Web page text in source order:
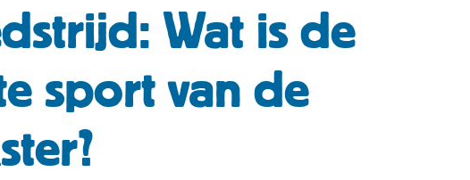
Wat is de
sport van de